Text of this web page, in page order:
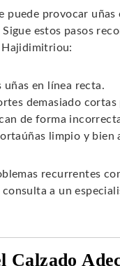
puede provocar uñas
estos pasos
Hajidimitriou:
uñas en línea recta.
demasiado
de forma
limpio y bien
recurrentes
consulta a un
Calzado